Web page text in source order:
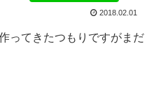
2018.02.01
ってきたつもりですがまだ